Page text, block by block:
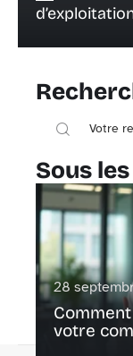
Sous
28
votre